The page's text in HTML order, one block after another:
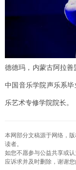
德德玛，内蒙古阿拉
中国音乐学院声乐系
乐艺术专修学院院长。
本网部分文稿源于网络，
读者。
如您不愿参与公益共享或
应诉求并及时删除，谢谢您